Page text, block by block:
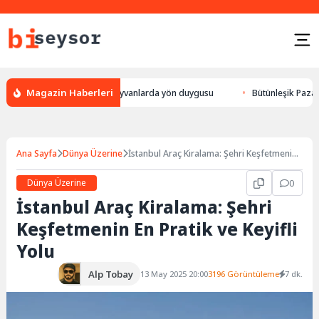
Magazin Haberleri
yön bulması, hayvanlarda yön duygusu Bütünleşik
Ana Sayfa Dünya Üzerine İstanbul Araç Kiralama: Şehri Keşfetmenin
Dünya Üzerine
0
İstanbul Araç Kiralama: Şehri
Keşfetmenin En Pratik ve Keyifli
Yolu
Alp Tobay 13 May 2025 20:003196 Görüntüleme 7 dk.